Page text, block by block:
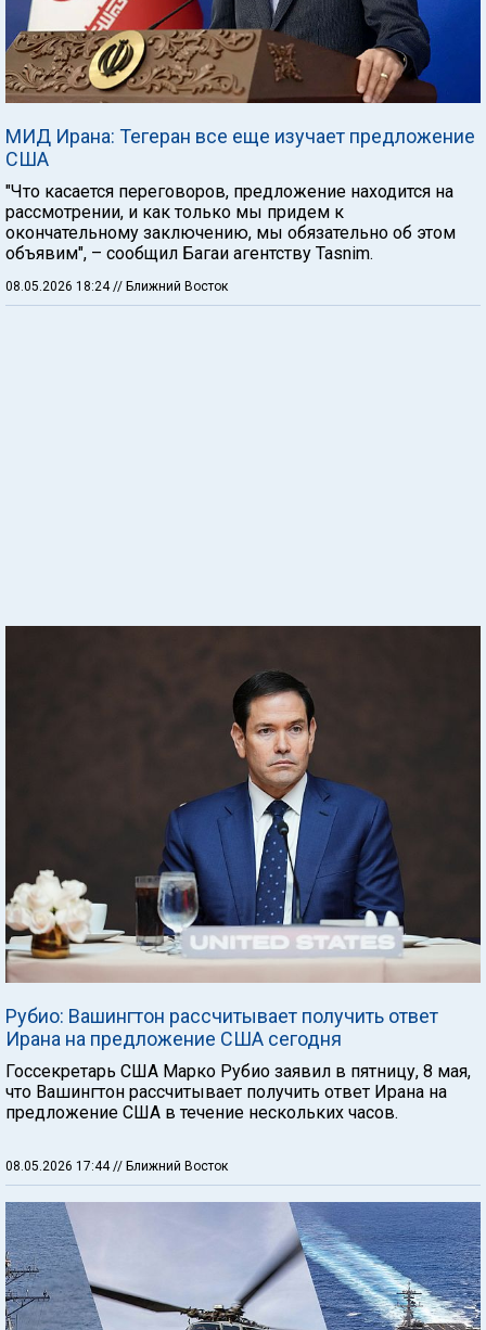
МИД Ирана: Тегеран все еще изучает предложение
США
"Что касается переговоров, предложение находится на
рассмотрении, и как только мы придем к
окончательному заключению, мы обязательно об этом
объявим", – сообщил Багаи агентству Tasnim.
08.05.2026 18:24// Ближний Восток
Рубио: Вашингтон рассчитывает получить ответ
Ирана на предложение США сегодня
Госсекретарь США Марко Рубио заявил в пятницу, 8 мая,
что Вашингтон рассчитывает получить ответ Ирана на
предложение США в течение нескольких часов.
08.05.2026 17:44 // Ближний Восток